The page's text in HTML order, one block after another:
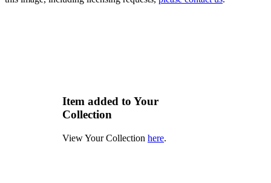
Item added to Your
Collection
View Your Collection here.